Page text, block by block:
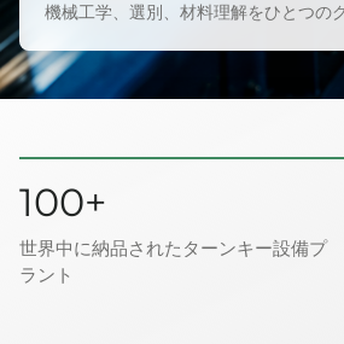
機械工学、選別、材料理解をひとつの
100+
世界中に納品されたターンキー設備プ
ラント